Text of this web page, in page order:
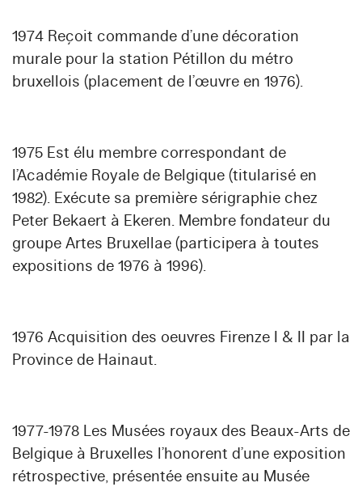
1974 Reçoit commande d’une décoration
murale pour la station Pétillon du métro
bruxellois (placement de l’œuvre en 1976).
1975 Est élu membre correspondant de
l’Académie Royale de Belgique (titularisé en
1982). Exécute sa première sérigraphie chez
Peter Bekaert à Ekeren. Membre fondateur du
groupe Artes Bruxellae (participera à toutes
expositions de 1976 à 1996).
1976 Acquisition des oeuvres Firenze I & II par la
Province de Hainaut.
1977-1978 Les Musées royaux des Beaux-Arts de
Belgique à Bruxelles l’honorent d’une exposition
rétrospective, présentée ensuite au Musée